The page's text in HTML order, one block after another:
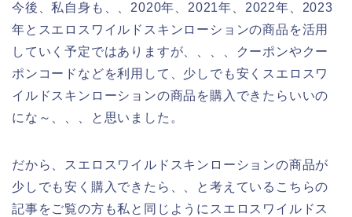
今後、私自身も、、2020年、2021年、2022年、2023
年とスエロスワイルドスキンローションの商品を活用
していく予定ではありますが、、、、クーポンやクー
ポンコードなどを利用して、少しでも安くスエロスワ
イルドスキンローションの商品を購入できたらいいの
にな～、、、と思いました。
だから、スエロスワイルドスキンローションの商品が
少しでも安く購入できたら、、と考えているこちらの
記事をご覧の方も私と同じようにスエロスワイルドス